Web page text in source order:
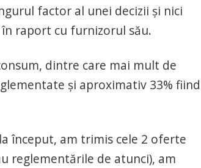
factor al unei decizii și nici
raport cu furnizorul său.
dintre care mai mult de
și aproximativ 33% fiind
început, am trimis cele 2 oferte
reglementările de atunci), am